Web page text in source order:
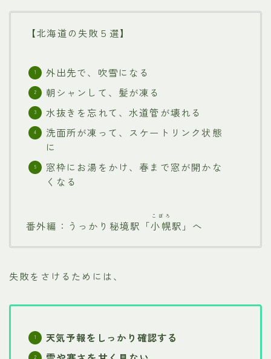
【北海道の失敗５選】
外出先で、吹雪になる
朝シャンして、髪が凍る
水抜きを忘れて、水道管が壊れる
洗面所が凍って、スケートリンク状態
に
窓枠にお湯をかけ、春まで窓が開かな
くなる
番外編：うっかり秘境駅「小幌
こぼろ
駅」へ
失敗をさけるためには、
天気予報をしっかり確認する